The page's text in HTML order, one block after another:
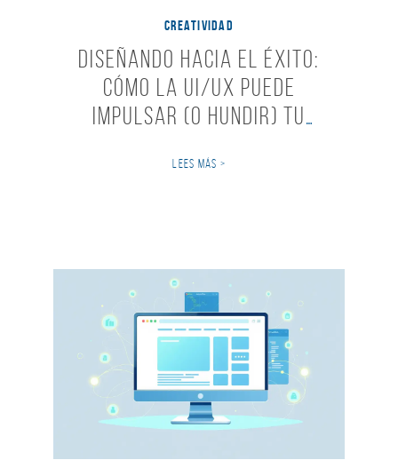
CREATIVIDAD
Diseñando hacia el éxito:
cómo la UI/UX puede
impulsar (o hundir) tu
LEES MÁS >